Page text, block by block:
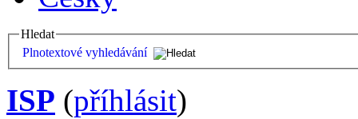
Hledat
Plnotextové vyhledávání
ISP (příhlásit)